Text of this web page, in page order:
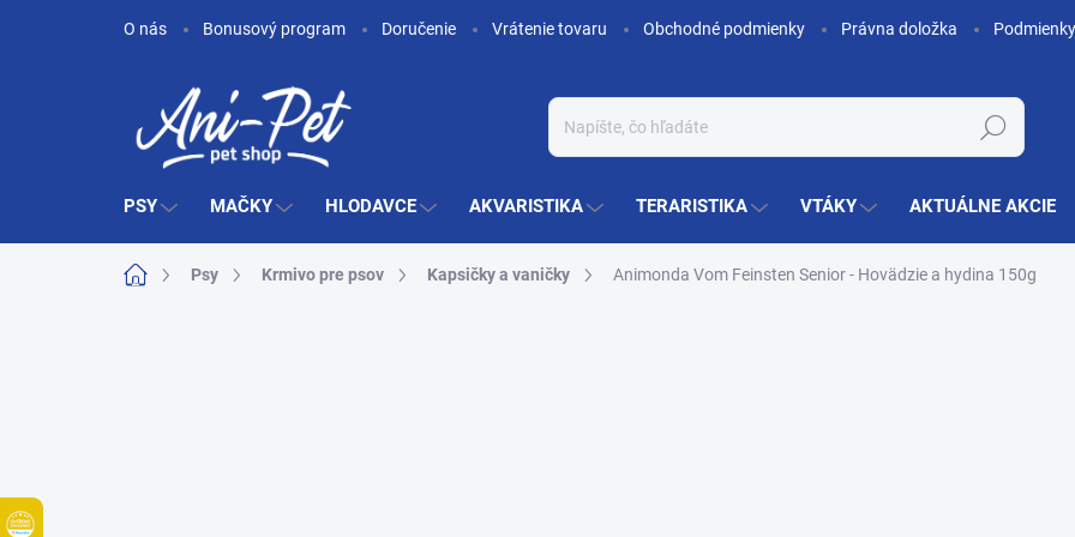
O nás Bonusový program Doručenie Vrátenie tovaru Obchodné podmienky Právna doložka
Hľadať
PSY MAČKY HLODAVCE AKVARISTIKA TERARISTIKA VTÁKY AKTUÁLNE AKCIE
DomovPsy Krmivo pre psov Kapsičky a vaničky Animonda Vom Feinsten Senior - Hovädzie a hydina 150g